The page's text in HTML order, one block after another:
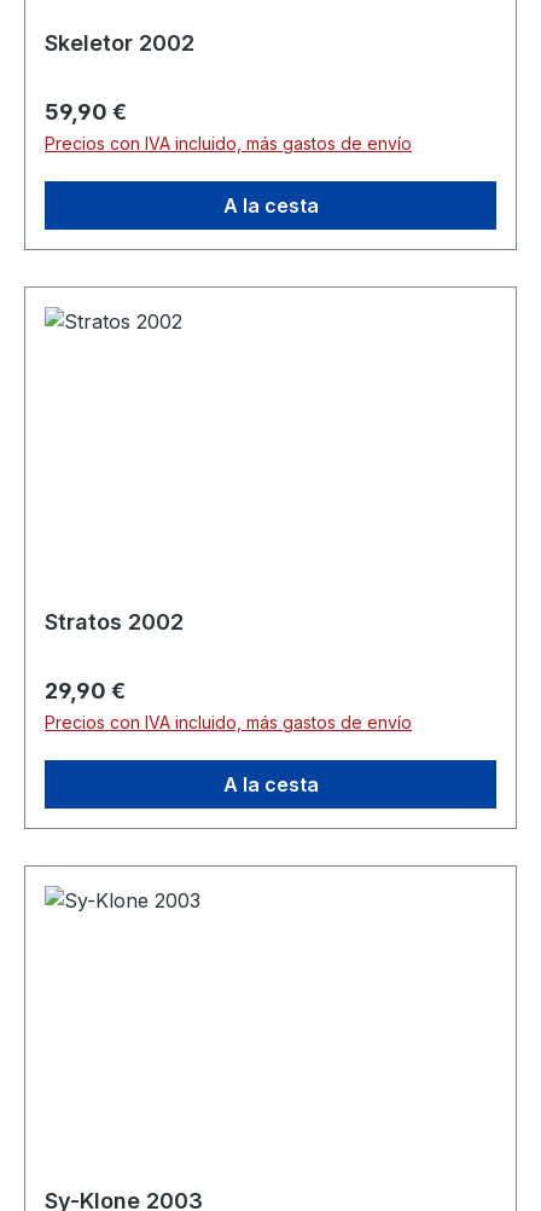
Skeletor 2002
Precio normal:
59,90 €
Precios con IVA incluido, más gastos de envío
A la cesta
Stratos 2002
Precio normal:
29,90 €
Precios con IVA incluido, más gastos de envío
A la cesta
Sy-Klone 2003